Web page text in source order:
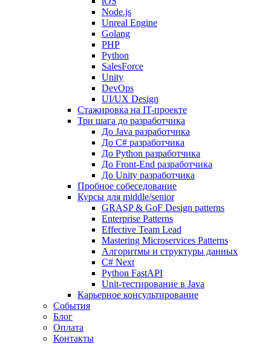
Node.js
Unreal Engine
Golang
PHP
Python
SalesForce
Unity
DevOps
UI/UX Design
Стажировка на IT-проекте
Три шага до разработчика
До Java разработчика
До C# разработчика
До Python разработчика
До Front-End разработчика
До Unity разработчика
Пробное собеседование
Курсы для middle/senior
GRASP & GoF Design patterns
Enterprise Patterns
Effective Team Lead
Mastering Microservices Patterns
Алгоритмы и структуры данных
C# Next
Python FastAPI
Unit-тестирование в Java
Карьерное консультирование
События
Блог
Оплата
Контакты